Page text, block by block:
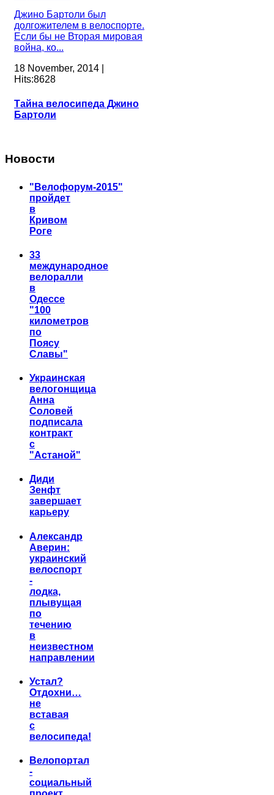
Джино Бартоли был
долгожителем в велоспорте.
Если бы не Вторая мировая
война, ко...
18 November, 2014 |
Hits:8628
Тайна велосипеда Джино
Бартоли
Новости
"Велофорум-2015"
пройдет
в
Кривом
Роге
33
международное
велоралли
в
Одессе
"100
километров
по
Поясу
Славы"
Украинская
велогонщица
Анна
Соловей
подписала
контракт
с
"Астаной"
Диди
Зенфт
завершает
карьеру
Александр
Аверин:
украинский
велоспорт
-
лодка,
плывущая
по
течению
в
неизвестном
направлении
Устал?
Отдохни…
не
вставая
с
велосипеда!
Велопортал
-
социальный